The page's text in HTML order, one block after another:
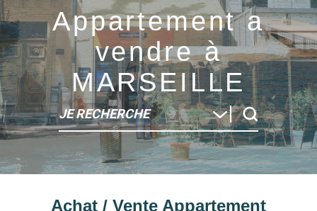
Appartement a
vendre à
MARSEILLE
JE RECHERCHE
Type de bien
Localité
Achat / Vente Appartement